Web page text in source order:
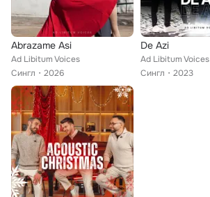
Abrazame Asi
Ad Libitum Voices
Сингл
2026
De Azi
Ad Libitum Voices
Сингл
2023